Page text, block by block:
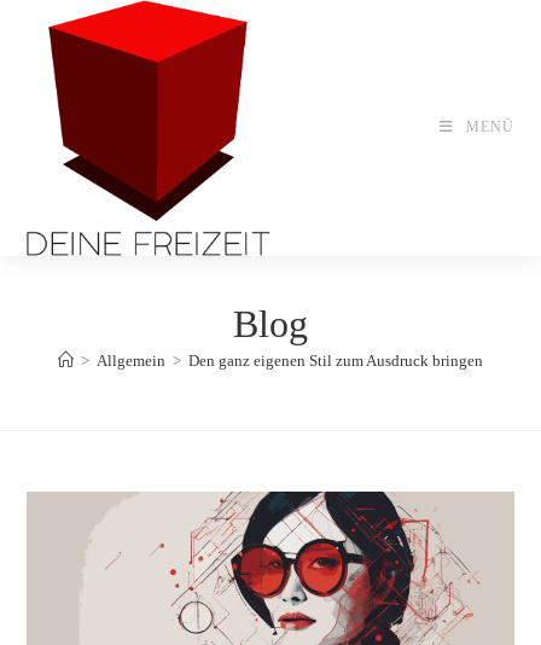
springen
MENÜ
Blog
> Allgemein > Den ganz eigenen Stil zum Ausdruck bringen